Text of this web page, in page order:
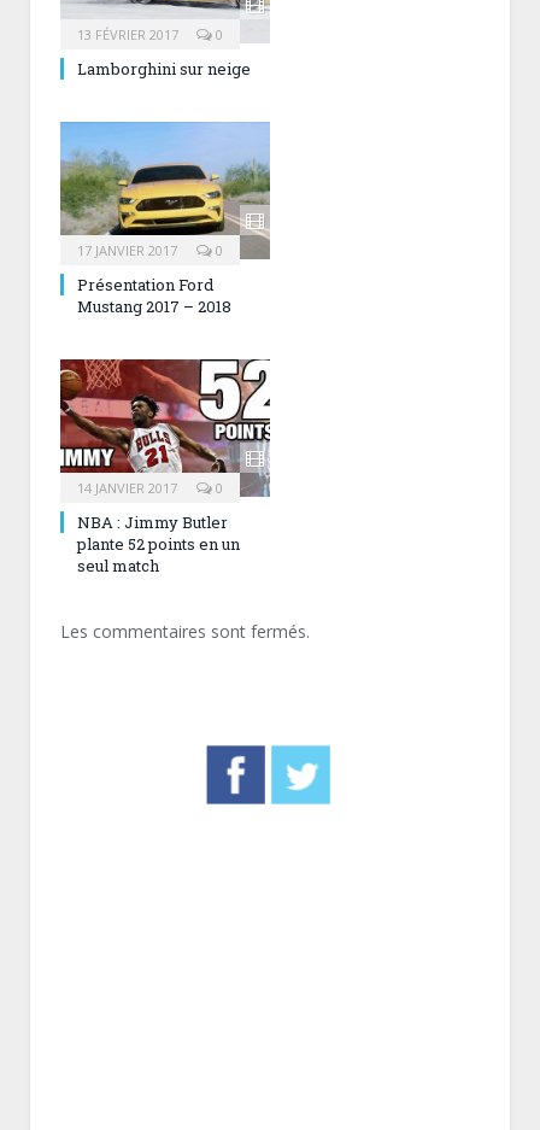
13 FÉVRIER 2017 0
Lamborghini sur neige
17 JANVIER 2017 0
Présentation Ford
Mustang 2017 – 2018
14 JANVIER 2017 0
NBA : Jimmy Butler
plante 52 points en un
seul match
Les commentaires sont fermés.